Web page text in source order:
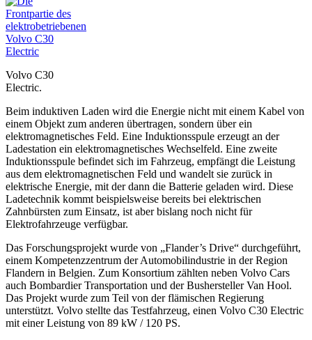
Volvo C30
Electric.
Beim induktiven Laden wird die Energie nicht mit einem Kabel von
einem Objekt zum anderen übertragen, sondern über ein
elektromagnetisches Feld. Eine Induktionsspule erzeugt an der
Ladestation ein elektromagnetisches Wechselfeld. Eine zweite
Induktionsspule befindet sich im Fahrzeug, empfängt die Leistung
aus dem elektromagnetischen Feld und wandelt sie zurück in
elektrische Energie, mit der dann die Batterie geladen wird. Diese
Ladetechnik kommt beispielsweise bereits bei elektrischen
Zahnbürsten zum Einsatz, ist aber bislang noch nicht für
Elektrofahrzeuge verfügbar.
Das Forschungsprojekt wurde von „Flander’s Drive“ durchgeführt,
einem Kompetenzzentrum der Automobilindustrie in der Region
Flandern in Belgien. Zum Konsortium zählten neben Volvo Cars
auch Bombardier Transportation und der Bushersteller Van Hool.
Das Projekt wurde zum Teil von der flämischen Regierung
unterstützt. Volvo stellte das Testfahrzeug, einen Volvo C30 Electric
mit einer Leistung von 89 kW / 120 PS.